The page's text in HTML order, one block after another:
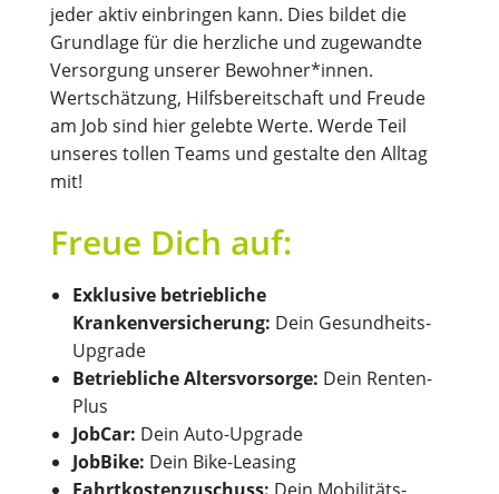
jeder aktiv einbringen kann. Dies bildet die
Grundlage für die herzliche und zugewandte
Versorgung unserer Bewohner*innen.
Wertschätzung, Hilfsbereitschaft und Freude
am Job sind hier gelebte Werte. Werde Teil
unseres tollen Teams und gestalte den Alltag
mit!
Freue Dich auf:
Exklusive betriebliche
Krankenversicherung: Dein Gesundheits-
Upgrade
Betriebliche Altersvorsorge: Dein Renten-
Plus
JobCar: Dein Auto-Upgrade
JobBike: Dein Bike-Leasing